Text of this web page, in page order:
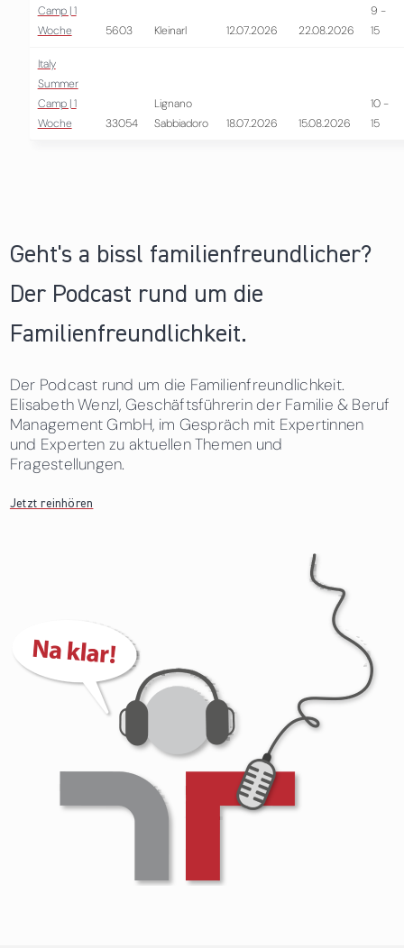
Camp | 1
Woche
5603 Kleinarl 12.07.2026 22.08.2026
9 -
15
Italy
Summer
Camp | 1
Woche
33054
Lignano
Sabbiadoro
18.07.2026 15.08.2026
10 -
15
Geht's a bissl familienfreundlicher?
Der Podcast rund um die
Familienfreundlichkeit.
Der Podcast rund um die Familienfreundlichkeit.
Elisabeth Wenzl, Geschäftsführerin der Familie & Beruf
Management GmbH, im Gespräch mit Expertinnen
und Experten zu aktuellen Themen und
Fragestellungen.
Jetzt reinhören